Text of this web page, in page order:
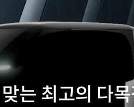
는 최고의 다